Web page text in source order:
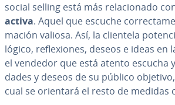
social selling está más re­la­cio­na­do
activa. Aquel que escuche
ma­ción valiosa. Así, la clientela
lógico, re­fle­xio­nes, deseos e ideas en
el vendedor que está atento escucha
da­des y deseos de su público
cual se orientará el resto de medidas